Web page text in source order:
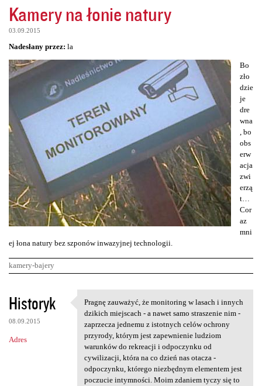
Kamery na łonie natury
03.09.2015
Nadesłany przez: la
Bo
zło
dzie
je
dre
wna
, bo
obs
erw
acja
zwi
erzą
t…
Cor
az
mni
ej łona natury bez szponów inwazyjnej technologii.
kamery-bajery
K
o
m
e
Historyk
08.09.2015
Adres
Pragnę zauważyć, że
Pragnę zauważyć, że monitoring w lasach i innych
dzikich miejscach - a nawet samo straszenie nim -
zaprzecza jednemu z istotnych celów ochrony
przyrody, którym jest zapewnienie ludziom
warunków do rekreacji i odpoczynku od
cywilizacji, która na co dzień nas otacza -
odpoczynku, którego niezbędnym elementem jest
poczucie intymności. Moim zdaniem tyczy się to